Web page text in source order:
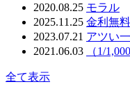
2020.08.25 モラル
2025.11.25 金利無
2023.07.21 アツい
2021.06.03
（1/
全て表示